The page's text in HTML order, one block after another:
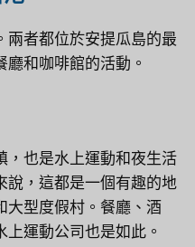
兩者都位於安提瓜島的最
和咖啡館的活動。
，也是水上運動和夜生活
說，這都是一個有趣的地
大型度假村。餐廳、酒
運動公司也是如此。